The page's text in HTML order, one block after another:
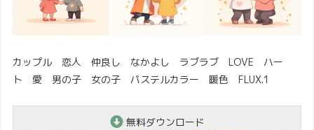
カップル 恋人 仲良し なかよし ラブラブ LOVE ハー
ト 愛 男の子 女の子 パステルカラー 暖色 FLUX.1
無料ダウンロード